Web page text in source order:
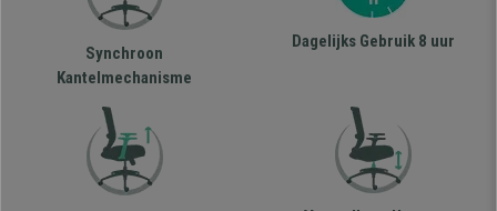
Synchroon
Kantelmechanisme
Dagelijks Gebruik 8 uur